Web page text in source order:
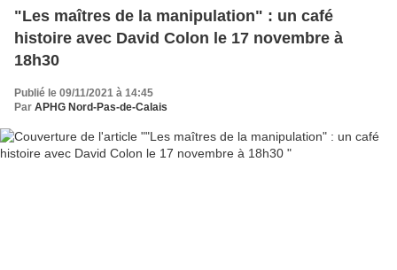
"Les maîtres de la manipulation" : un café
histoire avec David Colon le 17 novembre à
18h30
Publié le 09/11/2021 à 14:45
Par APHG Nord-Pas-de-Calais